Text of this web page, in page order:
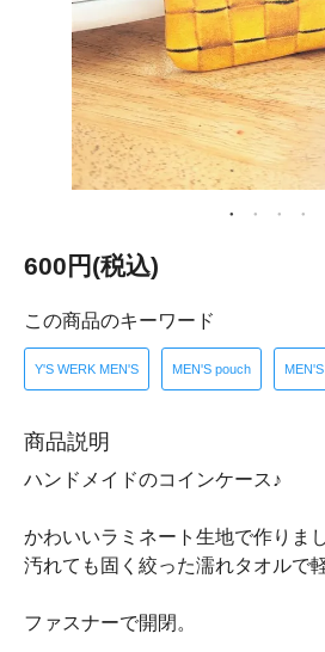
600円(税込)
この商品のキーワード
Y'S WERK MEN'S MEN'S pouch
商品説明
ハンドメイドのコインケース♪
かわいいラミネート生地で作りまし
汚れても固く絞った濡れタオルで
ファスナーで開閉。